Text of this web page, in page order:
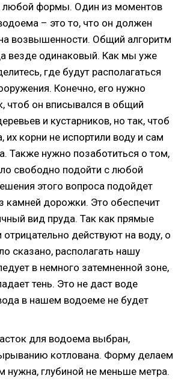
любой формы. Один из моментов
– это то, что он должен
возвышенности. Общий алгоритм
везде одинаковый. Как мы уже
где будут располагаться
Конечно, его нужно
чтоб он вписывался в общий
и кустарников, но так, чтоб
их корни не испортили воду и сам
Также нужно позаботиться о том,
свободно подойти с любой
этого вопроса подойдет
дорожки. Это обеспечит
вид пруда. Так как прямые
действуют на воду, о
сказано, располагать нашу
в немного затемненной зоне,
тень. Это не даст воде
в нашем водоеме не будет
для водоема выбран,
котлована. Форму делаем
нужна, глубиной не меньше метра.